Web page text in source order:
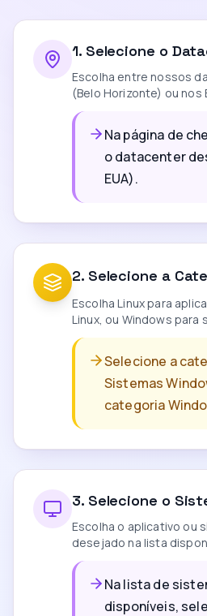
1. Selecione o
Escolha entre nossos
(Belo Horizonte) ou nos
Na página de
o datacenter
EUA).
2. Selecione a
Escolha Linux para
Linux, ou Windows para
Selecione a
Sistemas
categoria
3. Selecione o
Escolha o aplicativo ou
desejado na lista
Na lista de
disponíveis,